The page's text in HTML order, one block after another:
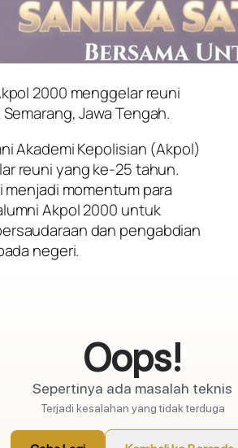
2000 menggelar reuni
Jawa Tengah.
Akademi Kepolisian (Akpol)
reuni yang ke-25 tahun.
menjadi momentum para
Akpol 2000 untuk
dan pengabdian
negeri.